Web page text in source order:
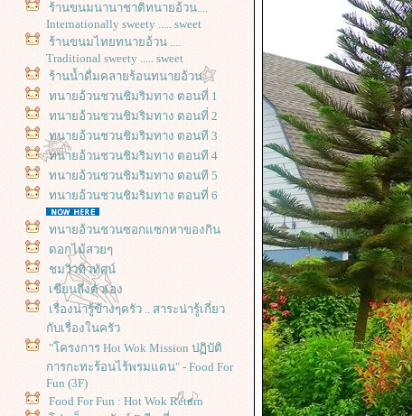
ร้านขนมนานาชาติทนายอ้วน....
Internationally sweety ..... sweet
ร้านขนมไทยทนายอ้วน ....
Traditional sweety ..... sweet
ร้านน้ำดื่มคลายร้อนทนายอ้วน
ทนายอ้วนชวนชิมริมทาง ตอนที่ 1
ทนายอ้วนชวนชิมริมทาง ตอนที่ 2
ทนายอ้วนชวนชิมริมทาง ตอนที 3
ทนายอ้วนชวนชิมริมทาง ตอนที 4
ทนายอ้วนชวนชิมริมทาง ตอนที 5
ทนายอ้วนชวนชิมริมทาง ตอนที่ 6
ทนายอ้วนชวนซอกแซกหาของกิน
ดอกไม้สวยๆ
ชมวิวทิวทัศน์
เขียนถึงตัวเอง
เรื่องน่ารู้ข้างๆครัว .. สาระน่ารู้เกี่ยว
กับเรื่องในครัว
"โครงการ Hot Wok Mission ปฏิบัติ
การกะทะร้อนไร้พรมแดน" - Food For
Fun (3F)
Food For Fun : Hot Wok Return